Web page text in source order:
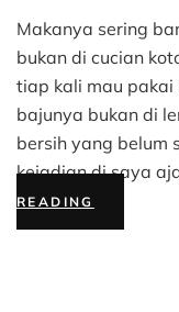
Makanya sering
bukan di cucian
tiap kali mau
bajunya bukan di
bersih yang belum
kejadian di saya
READINGMELIPAT
UNTUK